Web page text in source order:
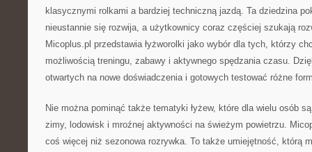
klasycznymi rolkami a bardziej techniczną jazdą. Ta dziedzina
nieustannie się rozwija, a użytkownicy coraz częściej szukają
Micoplus.pl przedstawia łyżworolki jako wybór dla tych, którzy
możliwością treningu, zabawy i aktywnego spędzania czasu.
otwartych na nowe doświadczenia i gotowych testować różne
Nie można pominąć także tematyki łyżew, które dla wielu osób
zimy, lodowisk i mroźnej aktywności na świeżym powietrzu.
coś więcej niż sezonowa rozrywka. To także umiejętność, którą